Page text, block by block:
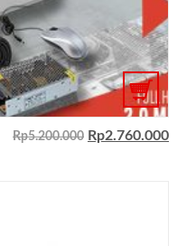
Rp5.200.000 Rp2.760.000